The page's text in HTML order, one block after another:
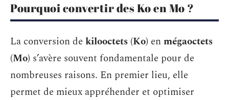
Pourquoi convertir des Ko en Mo ?
La conversion dekilooctets (Ko) enmégaoctets
(Mo) s’avère souvent fondamentale pour de
nombreuses raisons. En premier lieu, elle
permet de mieux appréhender et optimiser